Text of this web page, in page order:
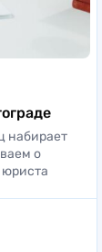
набирает
о